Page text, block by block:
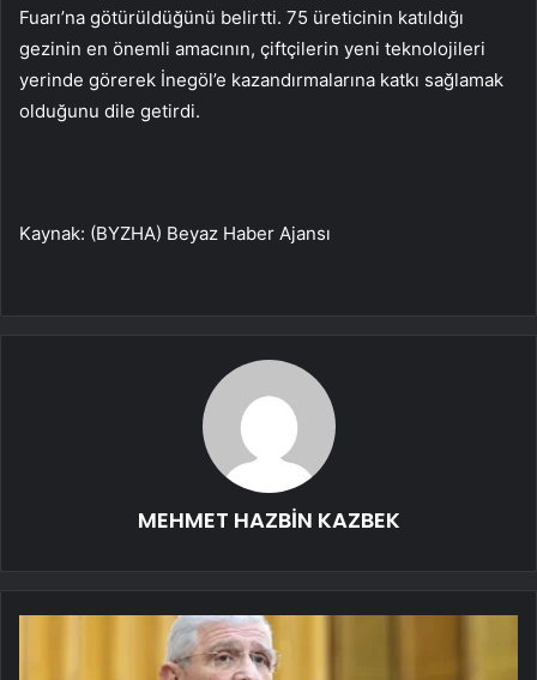
Fuarı’na götürüldüğünü belirtti. 75 üreticinin katıldığı
gezinin en önemli amacının, çiftçilerin yeni teknolojileri
yerinde görerek İnegöl’e kazandırmalarına katkı sağlamak
olduğunu dile getirdi.
Kaynak: (BYZHA) Beyaz Haber Ajansı
MEHMET HAZBİN KAZBEK